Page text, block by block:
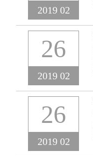
2019 02
26
2019 02
26
2019 02